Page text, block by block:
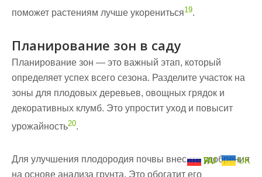
поможет растениям лучше укорениться19.
Планирование зон в саду
Планирование зон — это важный этап, который
определяет успех всего сезона. Разделите участок на
зоны для плодовых деревьев, овощных грядок и
декоративных клумб. Это упростит уход и повысит
урожайность20.
Для улучшения плодородия почвы внесите удобрения
на основе анализа грунта. Это обогатит его
RU UK